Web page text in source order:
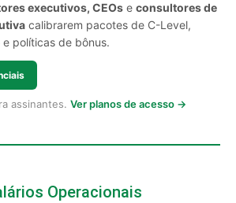
executivos, CEOs e consultores de
calibrarem pacotes de C-Level,
políticas de bônus.
assinantes. Ver planos de acesso →
Operacionais